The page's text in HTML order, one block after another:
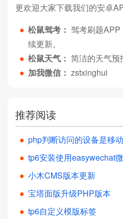
更欢迎大家下载我们的安卓
● 松鼠驾考： 驾考刷题
续更新。
● 松鼠天气： 简洁的天气预
● 加我微信： zstxinghui
推荐阅读
● php判断访问的设备是移
● tp6安装使用easywechat
● 小木CMS版本更新
● 宝塔面版升级PHP版本
● tp6自定义模版标签